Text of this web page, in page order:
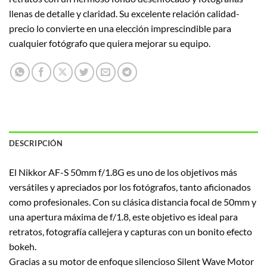
llenas de detalle y claridad. Su excelente relación calidad-
precio lo convierte en una elección imprescindible para
cualquier fotógrafo que quiera mejorar su equipo.
DESCRIPCIÓN
El Nikkor AF-S 50mm f/1.8G es uno de los objetivos más
versátiles y apreciados por los fotógrafos, tanto aficionados
como profesionales. Con su clásica distancia focal de 50mm y
una apertura máxima de f/1.8, este objetivo es ideal para
retratos, fotografía callejera y capturas con un bonito efecto
bokeh.
Gracias a su motor de enfoque silencioso Silent Wave Motor